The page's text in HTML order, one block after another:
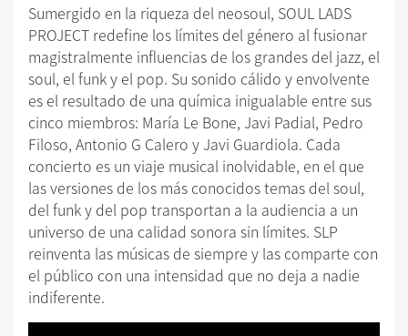
Sumergido en la riqueza del neosoul, SOUL LADS
PROJECT redefine los límites del género al fusionar
magistralmente influencias de los grandes del jazz, el
soul, el funk y el pop. Su sonido cálido y envolvente
es el resultado de una química inigualable entre sus
cinco miembros: María Le Bone, Javi Padial, Pedro
Filoso, Antonio G Calero y Javi Guardiola. Cada
concierto es un viaje musical inolvidable, en el que
las versiones de los más conocidos temas del soul,
del funk y del pop transportan a la audiencia a un
universo de una calidad sonora sin límites. SLP
reinventa las músicas de siempre y las comparte con
el público con una intensidad que no deja a nadie
indiferente.